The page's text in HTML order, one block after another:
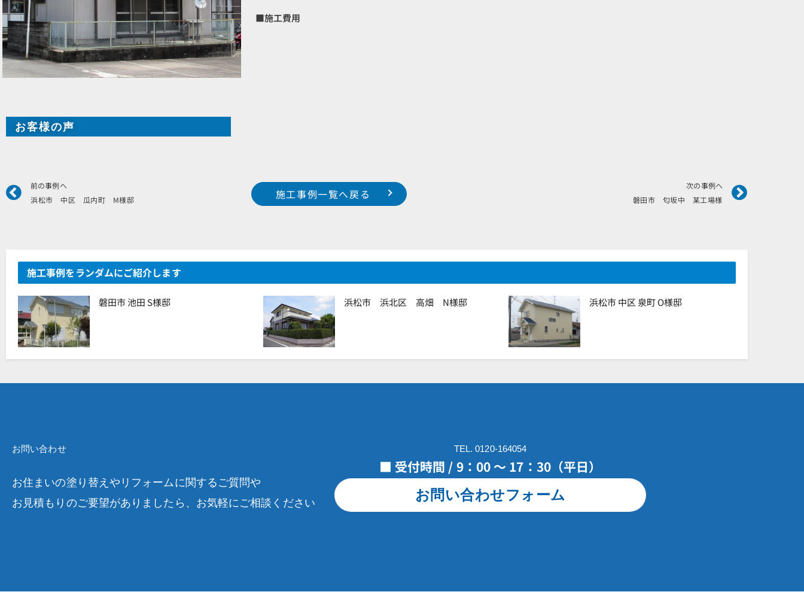
■施工費用
お客様の声
Prev
前の事例へ
浜松市 中区 瓜内町 M様邸
次の事例へ
磐田市 匂坂中 某工場様
Next
施工事例一覧へ戻る
施工事例をランダムにご紹介します
磐田市 池田 S様邸 浜松市 浜北区 高畑 N様邸 浜松市 中区 泉町 O様邸
お問い合わせ
お住まいの塗り替えやリフォームに関するご質問や
お見積もりのご要望がありましたら、お気軽にご相談ください
TEL. 0120-164054
■ 受付時間 / 9：00 ～ 17：30（平日）
お問い合わせフォーム